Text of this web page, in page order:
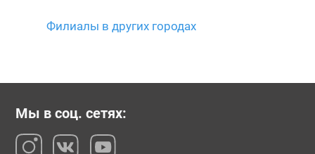
Филиалы в других городах
Мы в соц. сетях: